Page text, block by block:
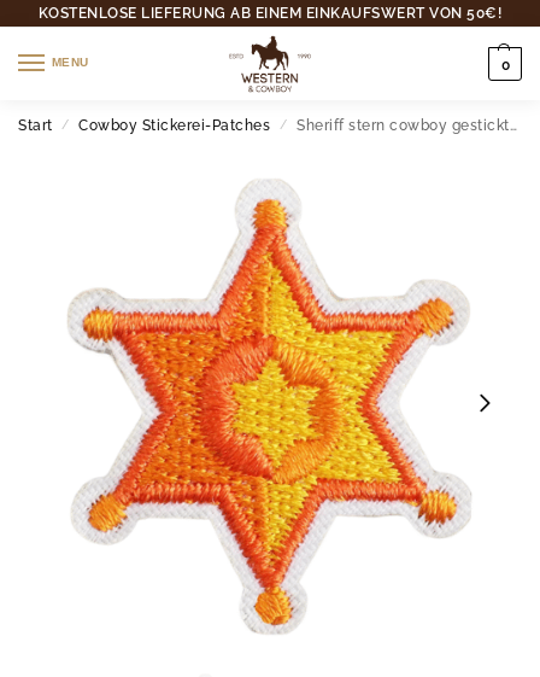
KOSTENLOSE LIEFERUNG AB EINEM EINKAUFSWERT VON 50€!
MENU 0
Start / Cowboy Stickerei-Patches / Sheriff stern cowboy gestickter aufnäher